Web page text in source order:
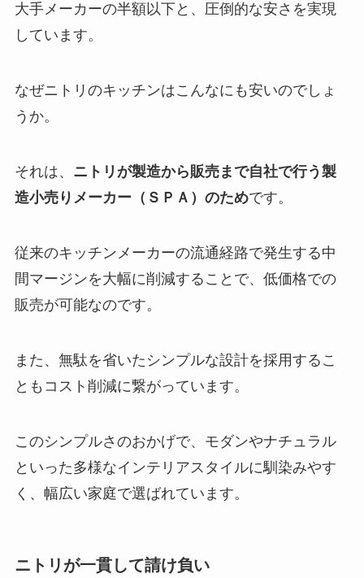
大手メーカーの半額以下と、圧倒的な安さを実現
しています。
なぜニトリのキッチンはこんなにも安いのでしょ
うか。
それは、 ニトリが製造から販売まで自社で行う製
造小売りメーカー（ＳＰＡ）のためです。
従来のキッチンメーカーの流通経路で発生する中
間マージンを大幅に削減することで、低価格での
販売が可能なのです。
また、無駄を省いたシンプルな設計を採用するこ
ともコスト削減に繋がっています。
このシンプルさのおかげで、モダンやナチュラル
といった多様なインテリアスタイルに馴染みやす
く、幅広い家庭で選ばれています。
ニトリが一貫して請け負い